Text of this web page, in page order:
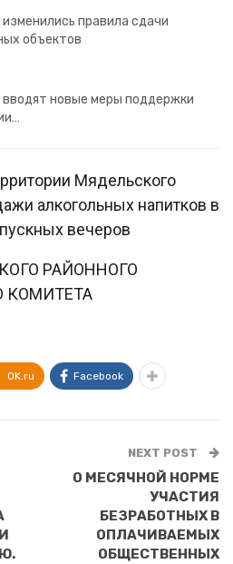
правила сдачи
объектов
вводят новые меры поддержки
Мядельского
алкогольных напитков в
вечеров
РАЙОННОГО
КОМИТЕТА
OK.ru Facebook
NEXT POST
О МЕСЯЧНОЙ НОРМЕ
УЧАСТИЯ
БЕЗРАБОТНЫХ В
ОПЛАЧИВАЕМЫХ
ОБЩЕСТВЕННЫХ